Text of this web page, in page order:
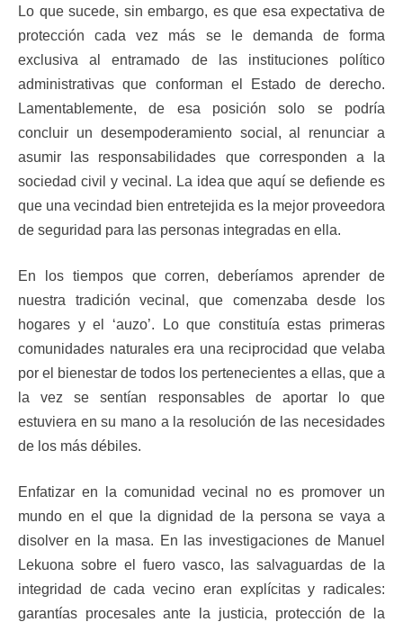
Lo que sucede, sin embargo, es que esa expectativa de
protección cada vez más se le demanda de forma
exclusiva al entramado de las instituciones político
administrativas que conforman el Estado de derecho.
Lamentablemente, de esa posición solo se podría
concluir un desempoderamiento social, al renunciar a
asumir las responsabilidades que corresponden a la
sociedad civil y vecinal. La idea que aquí se defiende es
que una vecindad bien entretejida es la mejor proveedora
de seguridad para las personas integradas en ella.
En los tiempos que corren, deberíamos aprender de
nuestra tradición vecinal, que comenzaba desde los
hogares y el ‘auzo’. Lo que constituía estas primeras
comunidades naturales era una reciprocidad que velaba
por el bienestar de todos los pertenecientes a ellas, que a
la vez se sentían responsables de aportar lo que
estuviera en su mano a la resolución de las necesidades
de los más débiles.
Enfatizar en la comunidad vecinal no es promover un
mundo en el que la dignidad de la persona se vaya a
disolver en la masa. En las investigaciones de Manuel
Lekuona sobre el fuero vasco, las salvaguardas de la
integridad de cada vecino eran explícitas y radicales:
garantías procesales ante la justicia, protección de la